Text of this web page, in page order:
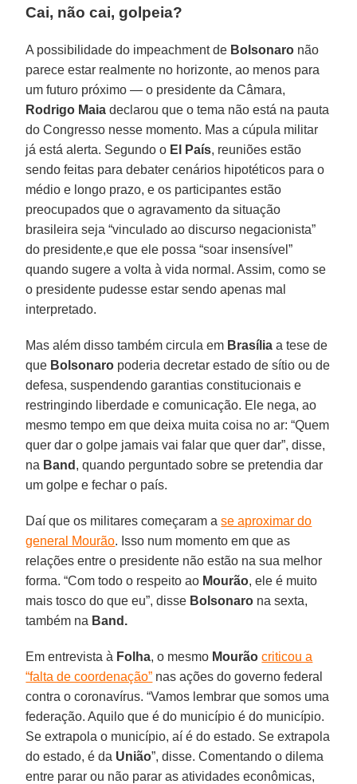
Cai, não cai, golpeia?
A possibilidade do impeachment de Bolsonaro não
parece estar realmente no horizonte, ao menos para
um futuro próximo — o presidente da Câmara,
Rodrigo Maia declarou que o tema não está na pauta
do Congresso nesse momento. Mas a cúpula militar
já está alerta. Segundo o El País, reuniões estão
sendo feitas para debater cenários hipotéticos para o
médio e longo prazo, e os participantes estão
preocupados que o agravamento da situação
brasileira seja “vinculado ao discurso negacionista”
do presidente,e que ele possa “soar insensível”
quando sugere a volta à vida normal. Assim, como se
o presidente pudesse estar sendo apenas mal
interpretado.
Mas além disso também circula em Brasília a tese de
que Bolsonaro poderia decretar estado de sítio ou de
defesa, suspendendo garantias constitucionais e
restringindo liberdade e comunicação. Ele nega, ao
mesmo tempo em que deixa muita coisa no ar: “Quem
quer dar o golpe jamais vai falar que quer dar”, disse,
na Band , quando perguntado sobre se pretendia dar
um golpe e fechar o país.
Daí que os militares começaram ase aproximar do
general Mourão. Isso num momento em que as
relações entre o presidente não estão na sua melhor
forma. “Com todo o respeito ao Mourão, ele é muito
mais tosco do que eu”, disse Bolsonaro na sexta,
também na Band.
Em entrevista à Folha, o mesmo Mourão criticou a
“falta de coordenação” nas ações do governo federal
contra o coronavírus. “Vamos lembrar que somos uma
federação. Aquilo que é do município é do município.
Se extrapola o município, aí é do estado. Se extrapola
do estado, é da União”, disse. Comentando o dilema
entre parar ou não parar as atividades econômicas,